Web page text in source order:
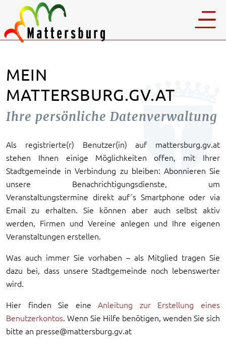
MEIN
MATTERSBURG.GV.AT
Ihre persönliche Datenverwaltung
Als registrierte(r) Benutzer(in) auf mattersburg.gv.at
stehen Ihnen einige Möglichkeiten offen, mit Ihrer
Stadtgemeinde in Verbindung zu bleiben: Abonnieren Sie
unsere Benachrichtigungsdienste, um
Veranstaltungstermine direkt auf´s Smartphone oder via
Email zu erhalten. Sie können aber auch selbst aktiv
werden, Firmen und Vereine anlegen und Ihre eigenen
Veranstaltungen erstellen.
Was auch immer Sie vorhaben – als Mitglied tragen Sie
dazu bei, dass unsere Stadtgemeinde noch lebenswerter
wird.
Hier finden Sie eineAnleitung zur Erstellung eines
Benutzerkontos. Wenn Sie Hilfe benötigen, wenden Sie sich
bitte an presse@mattersburg.gv.at